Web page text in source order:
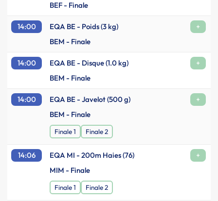
BEF - Finale
14:00 EQA BE - Poids (3 kg)
+
BEM - Finale
14:00 EQA BE - Disque (1.0 kg)
+
BEM - Finale
14:00 EQA BE - Javelot (500 g)
+
BEM - Finale
Finale 1 Finale 2
14:06 EQA MI - 200m Haies (76)
+
MIM - Finale
Finale 1 Finale 2